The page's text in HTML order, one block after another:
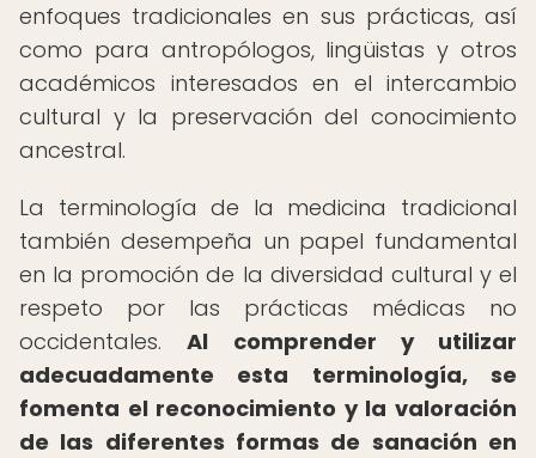
enfoques tradicionales en sus prácticas, así
como para antropólogos, lingüistas y otros
académicos interesados en el intercambio
cultural y la preservación del conocimiento
ancestral.
La terminología de la medicina tradicional
también desempeña un papel fundamental
en la promoción de la diversidad cultural y el
respeto por las prácticas médicas no
occidentales.Al comprender y utilizar
adecuadamente esta terminología, se
fomenta el reconocimiento y la valoración
de las diferentes formas de sanación en